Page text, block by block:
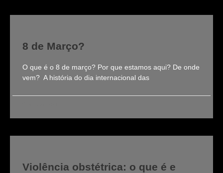
8 de Março?
O que é o 8 de março? Por que estamos aqui? De onde
vem? A história do dia internacional das
Violência obstétrica: o que é e